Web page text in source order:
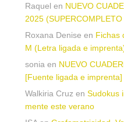
Raquel en NUEVO
2025 (SUPERCOMPLETO
Roxana Denise en Fichas
M (Letra ligada e
sonia en NUEVO
[Fuente ligada e imprenta]
Walkiria Cruz en Sudokus
mente este verano